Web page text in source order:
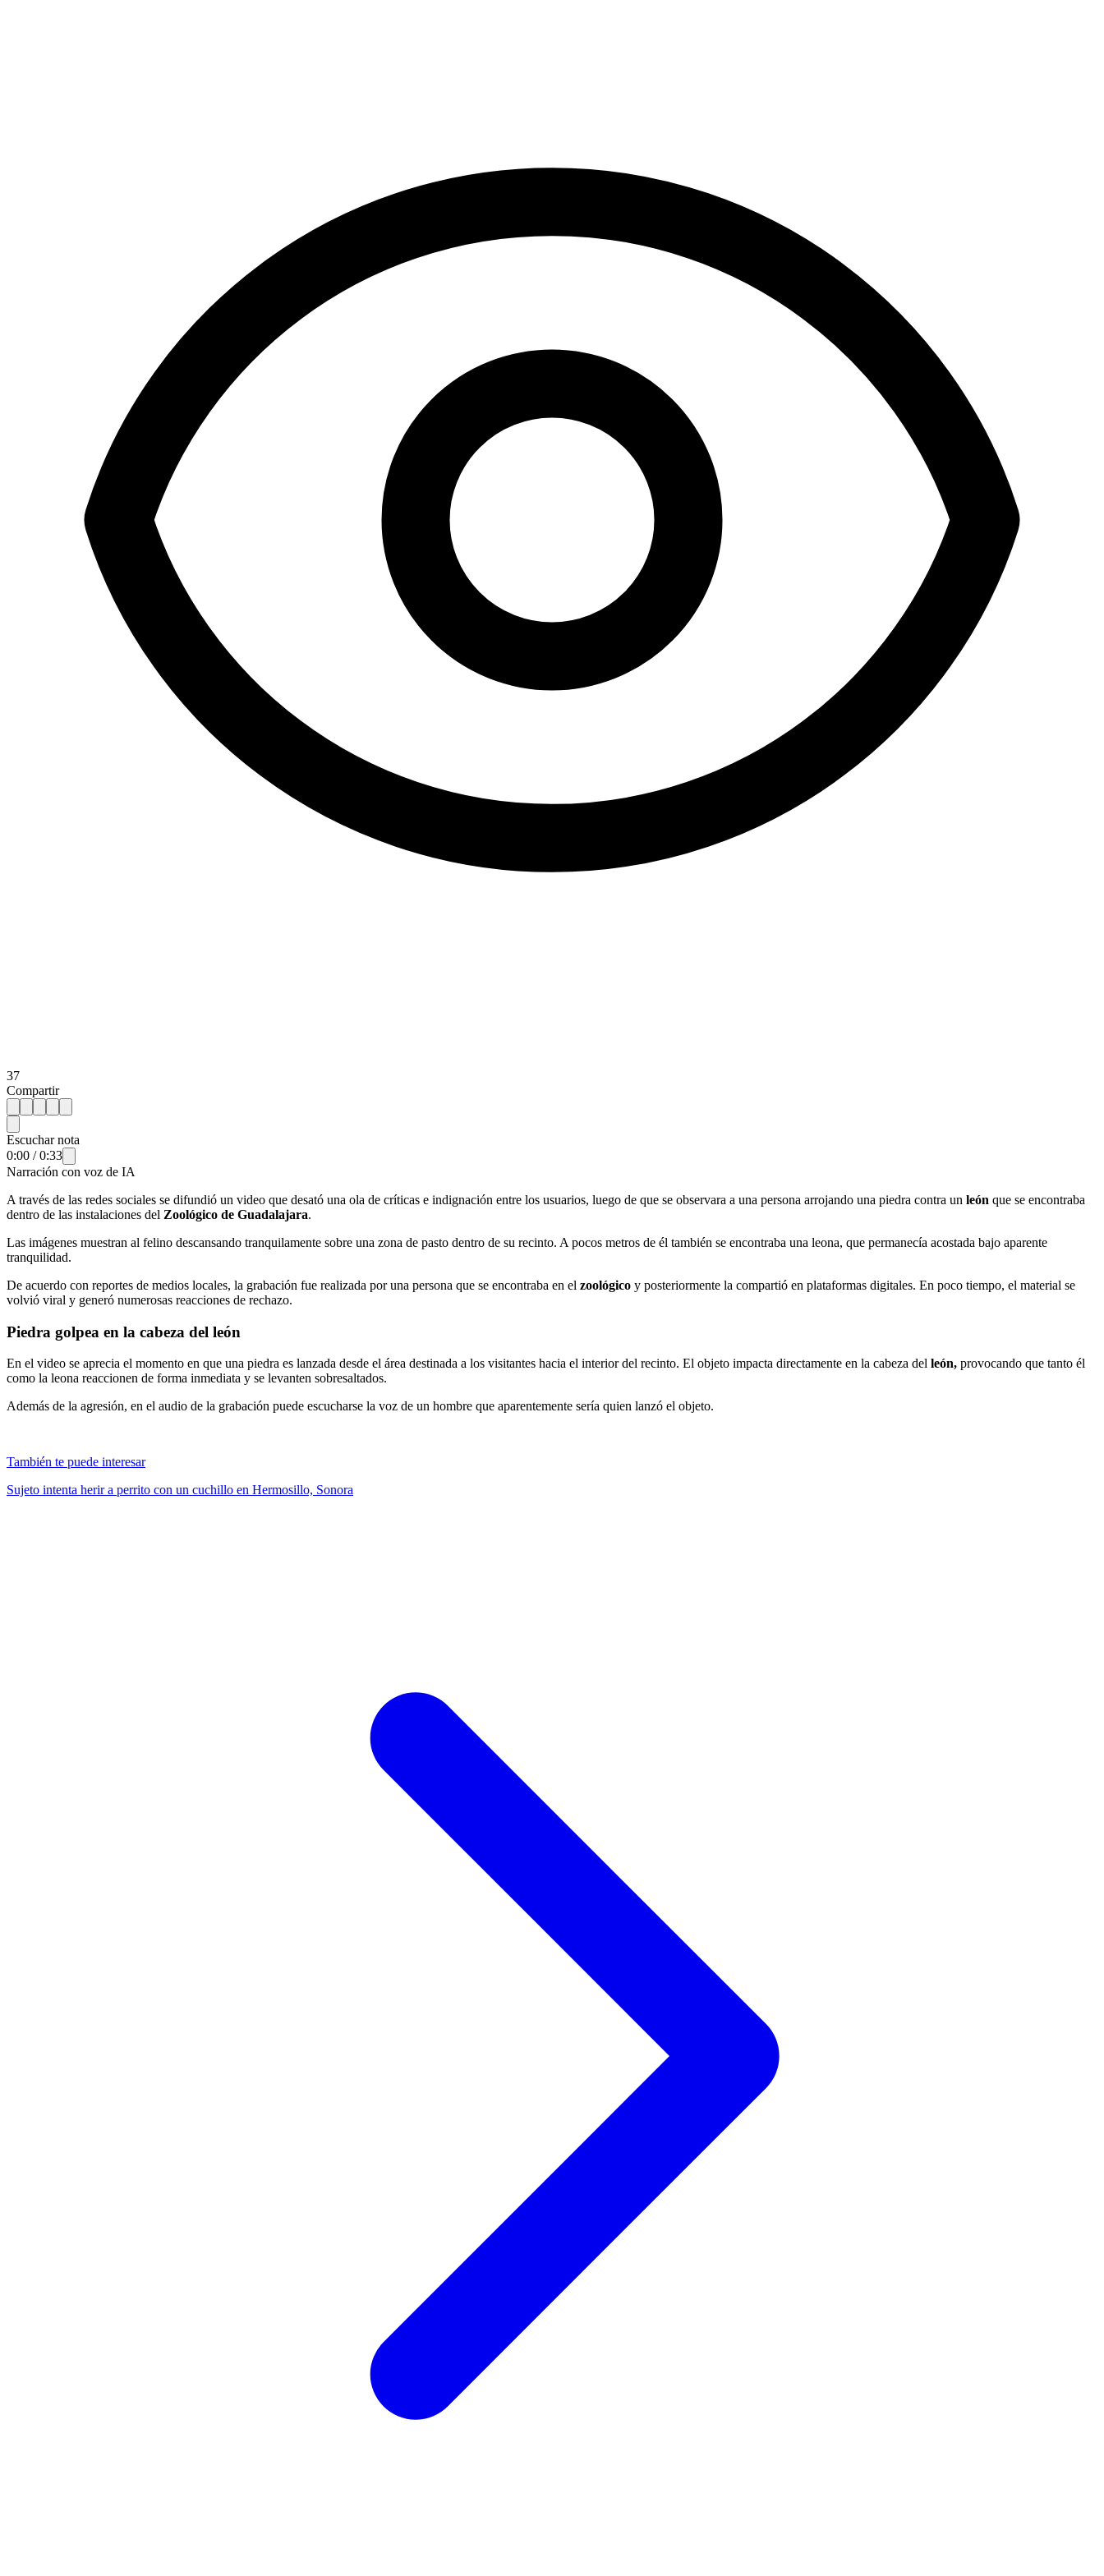
37
Compartir
Escuchar nota
0:00 /0:33
Narración con voz de IA
A través de las redes sociales se difundió un video que desató una ola de críticas e indignación entre los usuarios, luego de que se observara a una persona arrojando una piedra contra un león que se encontraba
dentro de las instalaciones del Zoológico de Guadalajara.
Las imágenes muestran al felino descansando tranquilamente sobre una zona de pasto dentro de su recinto. A pocos metros de él también se encontraba una leona, que permanecía acostada bajo aparente
tranquilidad.
De acuerdo con reportes de medios locales, la grabación fue realizada por una persona que se encontraba en el zoológico y posteriormente la compartió en plataformas digitales. En poco tiempo, el material se
volvió viral y generó numerosas reacciones de rechazo.
Piedra golpea en la cabeza del león
En el video se aprecia el momento en que una piedra es lanzada desde el área destinada a los visitantes hacia el interior del recinto. El objeto impacta directamente en la cabeza del león, provocando que tanto él
como la leona reaccionen de forma inmediata y se levanten sobresaltados.
Además de la agresión, en el audio de la grabación puede escucharse la voz de un hombre que aparentemente sería quien lanzó el objeto.
También te puede interesar
Sujeto intenta herir a perrito con un cuchillo en Hermosillo, Sonora